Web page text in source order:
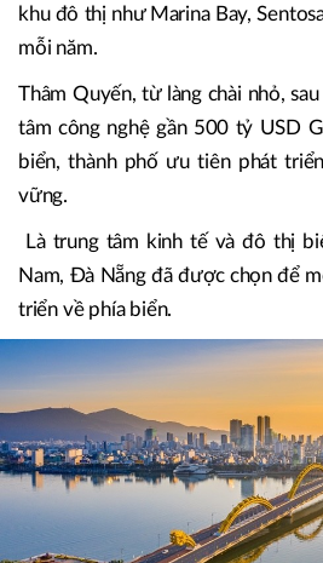
khu đô thị như Marina Bay,
mỗi năm.
Thâm Quyến, từ làng chài nhỏ,
tâm công nghệ gần 500 tỷ USD
biển, thành phố ưu tiên phát
vững.
Là trung tâm kinh tế và đô thị
Nam, Đà Nẵng đã được chọn để
triển về phía biển.